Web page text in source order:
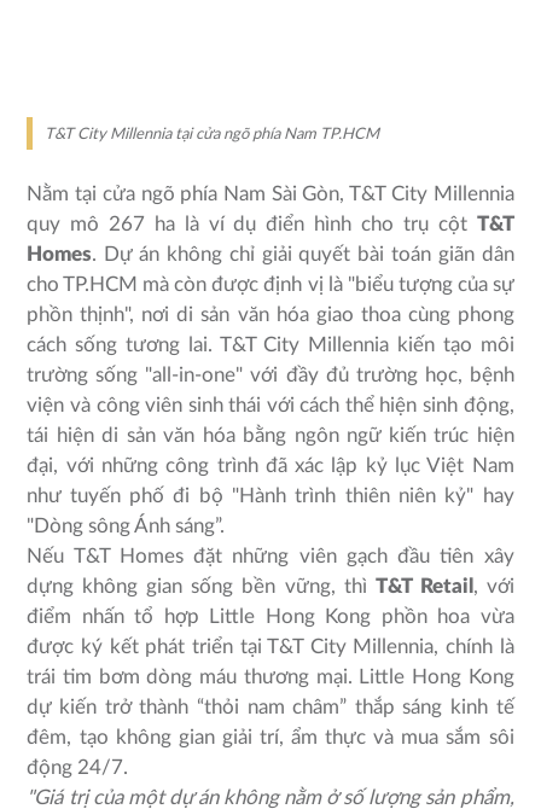
T&T City Millennia tại cửa ngõ phía Nam TP.HCM
Nằm tại cửa ngõ phía Nam Sài Gòn, T&T City Millennia
quy mô 267 ha là ví dụ điển hình cho trụ cột T&T
Homes. Dự án không chỉ giải quyết bài toán giãn dân
cho TP.HCM mà còn được định vị là "biểu tượng của sự
phồn thịnh", nơi di sản văn hóa giao thoa cùng phong
cách sống tương lai. T&T City Millennia kiến tạo môi
trường sống "all-in-one" với đầy đủ trường học, bệnh
viện và công viên sinh thái với cách thể hiện sinh động,
tái hiện di sản văn hóa bằng ngôn ngữ kiến trúc hiện
đại, với những công trình đã xác lập kỷ lục Việt Nam
như tuyến phố đi bộ "Hành trình thiên niên kỷ" hay
"Dòng sông Ánh sáng”.
Nếu T&T Homes đặt những viên gạch đầu tiên xây
dựng không gian sống bền vững, thì T&T Retail , với
điểm nhấn tổ hợp Little Hong Kong phồn hoa vừa
được ký kết phát triển tại T&T City Millennia, chính là
trái tim bơm dòng máu thương mại. Little Hong Kong
dự kiến trở thành “thỏi nam châm” thắp sáng kinh tế
đêm, tạo không gian giải trí, ẩm thực và mua sắm sôi
động 24/7.
"Giá trị của một dự án không nằm ở số lượng sản phẩm,